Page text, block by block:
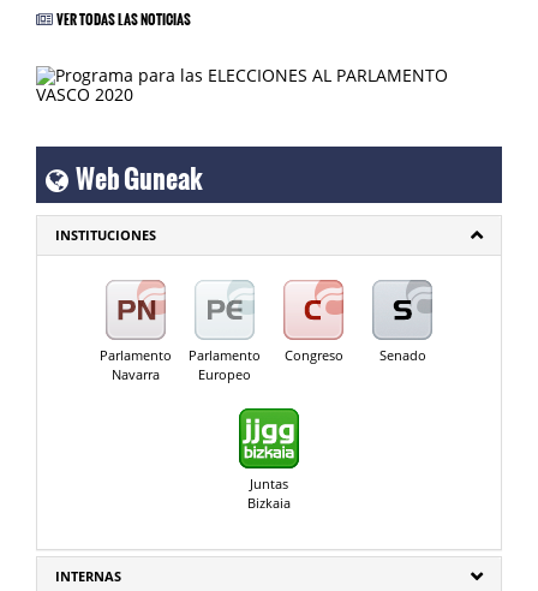
VER TODAS LAS NOTICIAS
Web Guneak
INSTITUCIONES
Parlamento
Navarra
Parlamento
Europeo
Congreso Senado
Juntas
Bizkaia
INTERNAS